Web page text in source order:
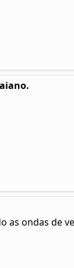
as ondas de